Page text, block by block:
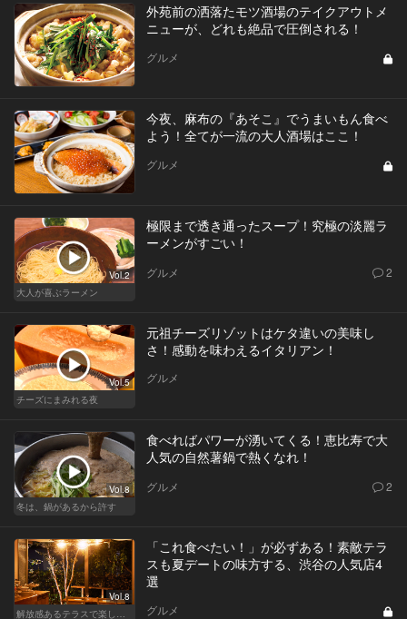
外苑前の洒落たモツ酒場のテイクアウトメ
ニューが、どれも絶品で圧倒される！
グルメ
今夜、麻布の『あそこ』でうまいもん食べ
よう！全てが一流の大人酒場はここ！
グルメ
Vol.2
大人が喜ぶラーメン
極限まで透き通ったスープ！究極の淡麗ラ
ーメンがすごい！
グルメ 2
Vol.5
チーズにまみれる夜
元祖チーズリゾットはケタ違いの美味し
さ！感動を味わえるイタリアン！
グルメ
Vol.8
冬は、鍋があるから許す
食べればパワーが湧いてくる！恵比寿で大
人気の自然薯鍋で熱くなれ！
グルメ 2
Vol.8
「これ食べたい！」が必ずある！素敵テラ
スも夏デートの味方する、渋谷の人気店4
選
グルメ